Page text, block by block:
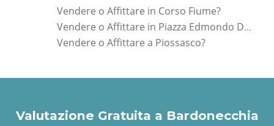
Vendere o Affittare in Corso Fiume?
Vendere o Affittare in Piazza Edmondo De Amicis?
Vendere o Affittare a Piossasco?
Valutazione Gratuita a Bardonecchia